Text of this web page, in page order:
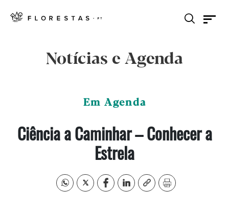
Notícias e Agenda
Em Agenda
Ciência a Caminhar – Conhecer a
Estrela